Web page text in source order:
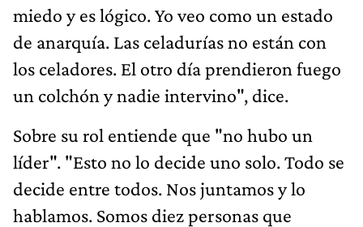
miedo y es lógico. Yo veo como un estado
de anarquía. Las celadurías no están con
los celadores. El otro día prendieron fuego
un colchón y nadie intervino", dice.
Sobre su rol entiende que "no hubo un
líder". "Esto no lo decide uno solo. Todo se
decide entre todos. Nos juntamos y lo
hablamos. Somos diez personas que